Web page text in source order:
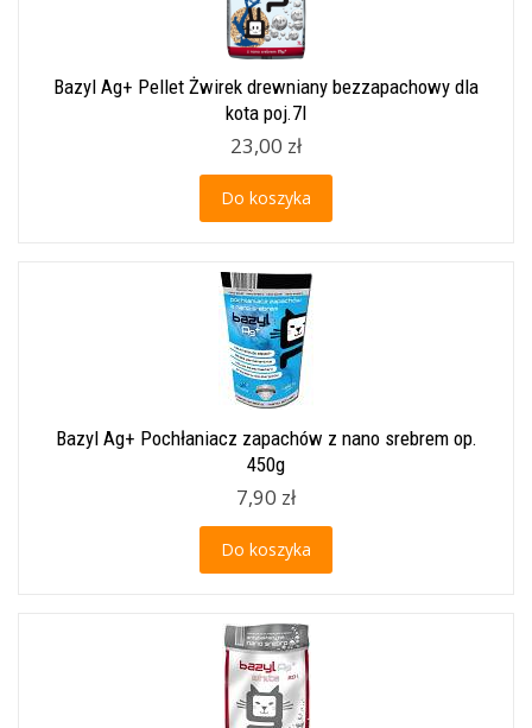
Bazyl Ag+ Pellet Żwirek drewniany bezzapachowy dla
kota poj.7l
23,00 zł
Do koszyka
Bazyl Ag+ Pochłaniacz zapachów z nano srebrem op.
450g
7,90 zł
Do koszyka